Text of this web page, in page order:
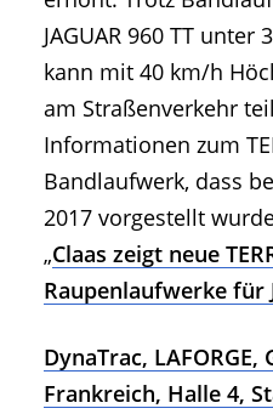
JAGUAR 960 TT
kann mit 40 km/h
am Straßenverkehr
Informationen zum
Bandlaufwerk, dass
2017 vorgestellt
„Claas zeigt neue
Raupenlaufwerke für
DynaTrac,
Frankreich, Halle 4,